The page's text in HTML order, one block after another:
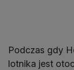
Podczas gdy
lotnika jest